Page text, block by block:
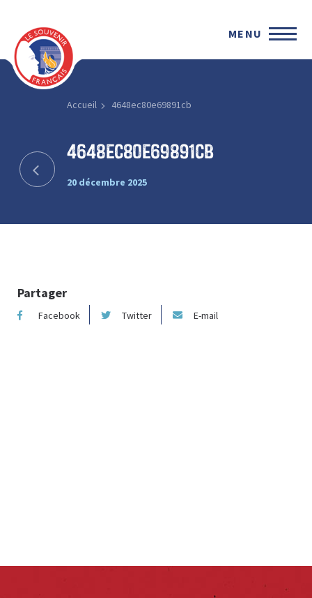
MENU
Accueil 4648ec80e69891cb
4648ec80e69891cb
20 décembre 2025
Partager
Facebook Twitter E-mail